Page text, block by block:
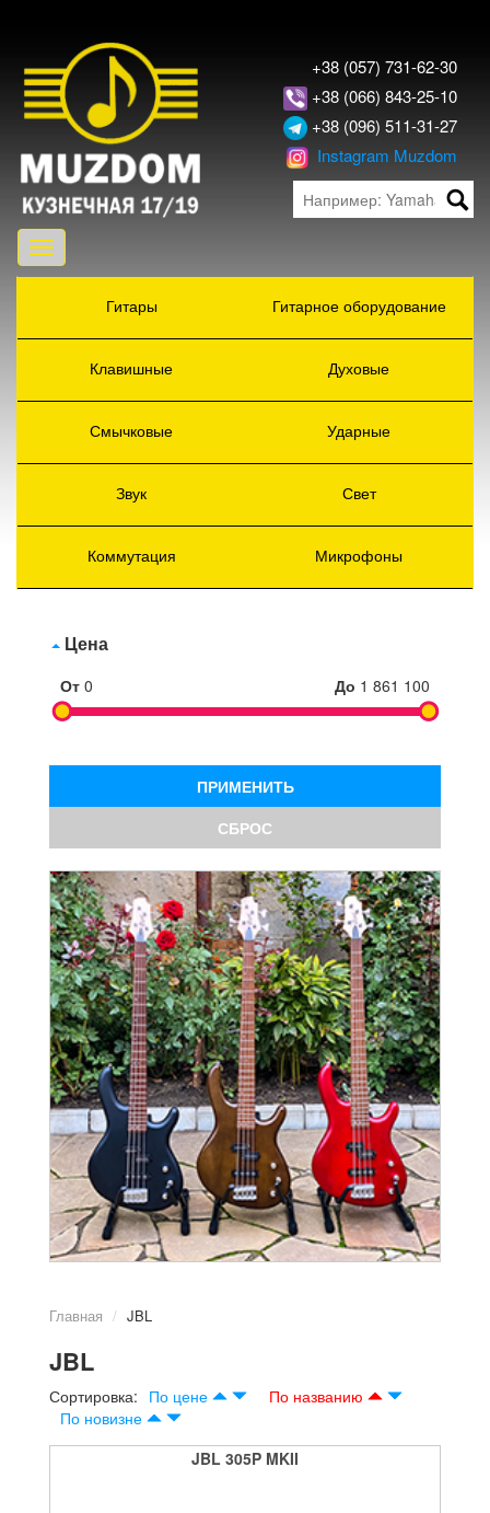
+38 (057) 731-62-30
+38 (066) 843-25-10
+38 (096) 511-31-27
Instagram Muzdom
Toggle
navigation
Гитары
Гитарное оборудование
Клавишные Духовые
Смычковые Ударные
Звук Свет
Коммутация Микрофоны
Цена
От 0 До 1 861 100
ПРИМЕНИТЬ
СБРОС
Главная JBL
JBL
Сортировка: По цене
По названию
По новизне
JBL 305P MKII